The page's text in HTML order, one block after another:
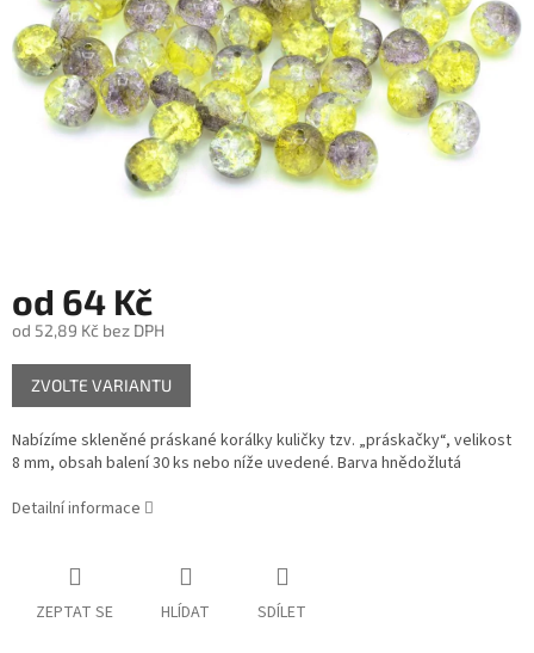
od 64 Kč
od 52,89 Kč bez DPH
Měrná
cena:
ZVOLTE VARIANTU
Nabízíme skleněné práskané korálky kuličky tzv. „práskačky“, velikost
8 mm, obsah balení 30 ks nebo níže uvedené. Barva hnědožlutá
Detailní informace
ZEPTAT SE HLÍDAT SDÍLET